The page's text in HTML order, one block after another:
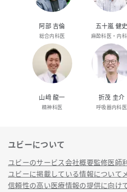
阿部 吉倫
総合内科医
五十嵐 健史
麻酔科医・内
山﨑 龍一
精神科医
折茂 圭介
呼吸器内科医
リンク
ユビーについて
ユビーのサービス会社概要監修医師
ユビーに掲載している情報について
信頼性の高い医療情報の提供に向け